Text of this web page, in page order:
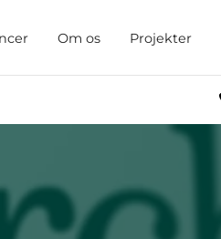
Om os Projekter